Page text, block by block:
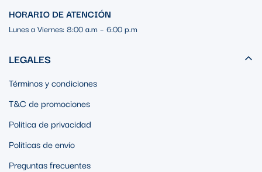
HORARIO DE ATENCIÓN
Lunes a Viernes: 8:00 a.m – 6:00 p.m
LEGALES
Términos y condiciones
T&C de promociones
Política de privacidad
Políticas de envío
Preguntas frecuentes